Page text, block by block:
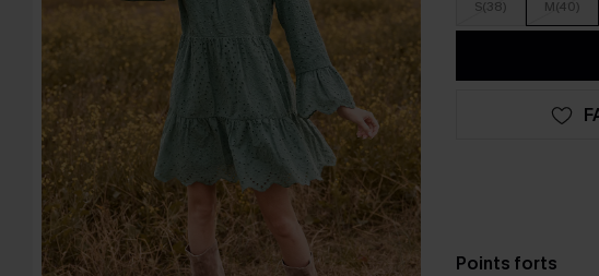
S(38) M(40)
Points forts